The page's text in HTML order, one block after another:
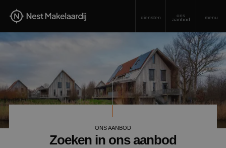
diensten ons
aanbod menu
ONS AANBOD
Zoeken in ons aanbod